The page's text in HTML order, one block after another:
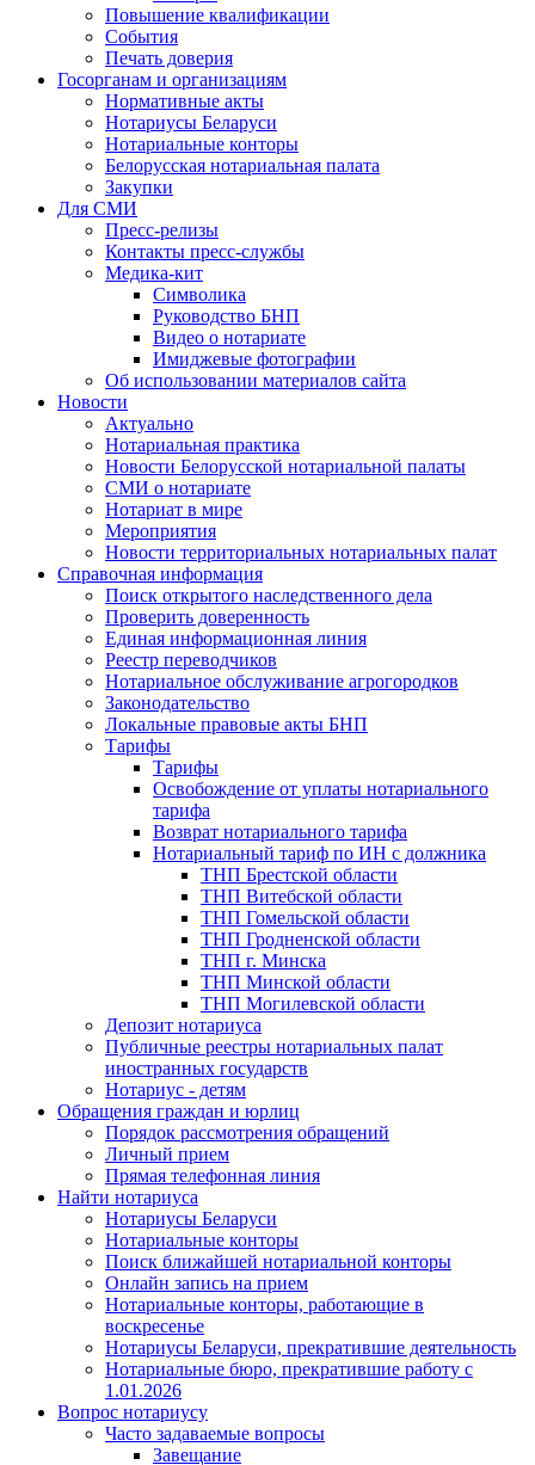
Повышение квалификации
События
Печать доверия
Госорганам и организациям
Нормативные акты
Нотариусы Беларуси
Нотариальные конторы
Белорусская нотариальная палата
Закупки
Для СМИ
Пресс-релизы
Контакты пресс-службы
Медика-кит
Символика
Руководство БНП
Видео о нотариате
Имиджевые фотографии
Об использовании материалов сайта
Новости
Актуально
Нотариальная практика
Новости Белорусской нотариальной палаты
СМИ о нотариате
Нотариат в мире
Мероприятия
Новости территориальных нотариальных палат
Справочная информация
Поиск открытого наследственного дела
Проверить доверенность
Единая информационная линия
Реестр переводчиков
Нотариальное обслуживание агрогородков
Законодательство
Локальные правовые акты БНП
Тарифы
Тарифы
Освобождение от уплаты нотариального
тарифа
Возврат нотариального тарифа
Нотариальный тариф по ИН с должника
ТНП Брестской области
ТНП Витебской области
ТНП Гомельской области
ТНП Гродненской области
ТНП г. Минска
ТНП Минской области
ТНП Могилевской области
Депозит нотариуса
Публичные реестры нотариальных палат
иностранных государств
Нотариус - детям
Обращения граждан и юрлиц
Порядок рассмотрения обращений
Личный прием
Прямая телефонная линия
Найти нотариуса
Нотариусы Беларуси
Нотариальные конторы
Поиск ближайшей нотариальной конторы
Онлайн запись на прием
Нотариальные конторы, работающие в
воскресенье
Нотариусы Беларуси, прекратившие деятельность
Нотариальные бюро, прекратившие работу с
1.01.2026
Вопрос нотариусу
Часто задаваемые вопросы
Завещание